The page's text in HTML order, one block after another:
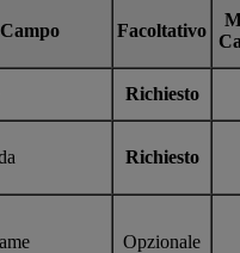
Campo Facoltativo
Richiesto
Richiesto
Opzionale